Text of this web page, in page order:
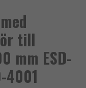
till
mm ESD-
4001